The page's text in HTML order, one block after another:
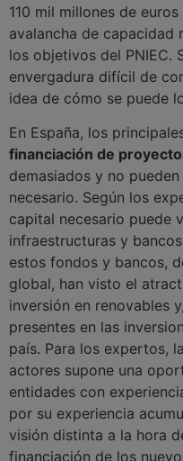
110 mil millones de
avalancha de capacidad
los objetivos del PNIEC.
envergadura difícil de
idea de cómo se puede
En España, los
financiación de
demasiados y no
necesario. Según los
capital necesario puede
infraestructuras y
estos fondos y bancos,
global, han visto el
inversión en renovables
presentes en las
país. Para los expertos,
actores supone una
entidades con
por su experiencia
visión distinta a la hora
financiación de los